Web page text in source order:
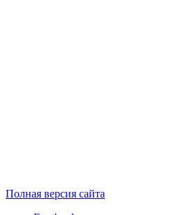
Полная версия сайта